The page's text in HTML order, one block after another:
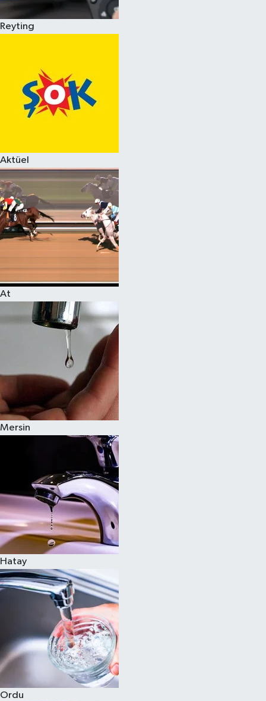
Reyting
Aktüel
At
Mersin
Hatay
Ordu